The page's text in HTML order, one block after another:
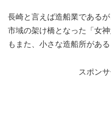
長崎と言えば造船業である
市域の架け橋となった「女
もまた、小さな造船所がある
スポン